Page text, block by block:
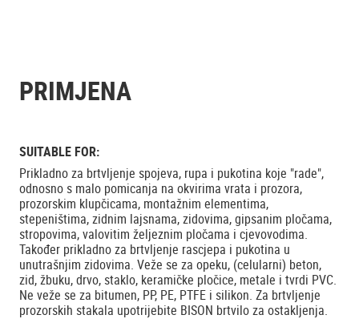
PRIMJENA
SUITABLE FOR:
Prikladno za brtvljenje spojeva, rupa i pukotina koje "rade",
odnosno s malo pomicanja na okvirima vrata i prozora,
prozorskim klupčicama, montažnim elementima,
stepeništima, zidnim lajsnama, zidovima, gipsanim pločama,
stropovima, valovitim željeznim pločama i cjevovodima.
Također prikladno za brtvljenje rascjepa i pukotina u
unutrašnjim zidovima. Veže se za opeku, (celularni) beton,
zid, žbuku, drvo, staklo, keramičke pločice, metale i tvrdi PVC.
Ne veže se za bitumen, PP, PE, PTFE i silikon. Za brtvljenje
prozorskih stakala upotrijebite BISON brtvilo za ostakljenja.